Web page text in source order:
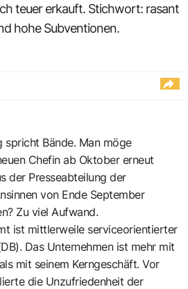
teuer erkauft. Stichwort: rasant
hohe Subventionen.
spricht Bände. Man möge
Chefin ab Oktober erneut
der Presseabteilung der
von Ende September
Zu viel Aufwand.
ist mittlerweile serviceorientierter
Das Unternehmen ist mehr mit
mit seinem Kerngeschäft. Vor
die Unzufriedenheit der